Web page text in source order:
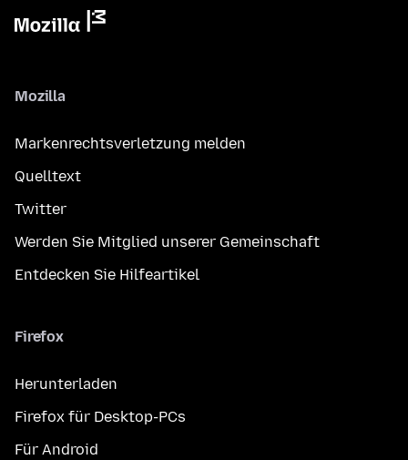
Mozilla
Markenrechtsverletzung melden
Quelltext
Twitter
Werden Sie Mitglied unserer Gemeinschaft
Entdecken Sie Hilfeartikel
Firefox
Herunterladen
Firefox für Desktop-PCs
Für Android